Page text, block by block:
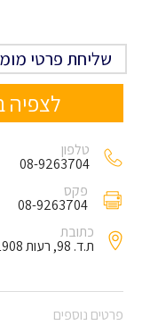
שליחת פרטי
לצפיה
טלפון
08-9263704
פקס
08-9263704
כתובת
ת.ד. 98, רעות 71908
פרטים נוספים